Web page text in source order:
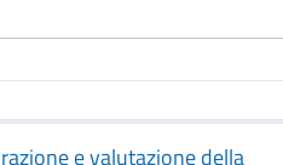
e valutazione della